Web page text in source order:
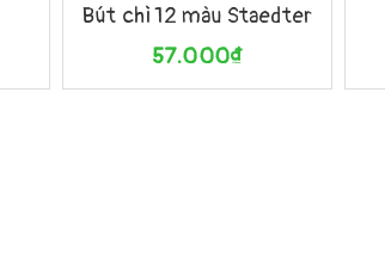
Bút chì 12 màu Staedter
57.000₫